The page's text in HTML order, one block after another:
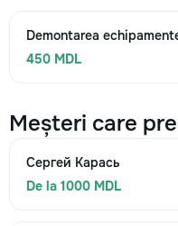
Demontarea
450 MDL
Meșteri care
Сергей Карась
De la 1000 MDL